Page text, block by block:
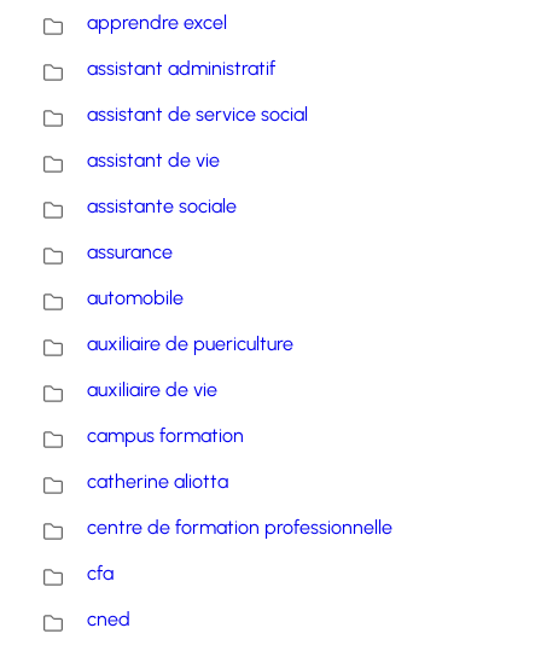
apprendre excel
assistant administratif
assistant de service social
assistant de vie
assistante sociale
assurance
automobile
auxiliaire de puericulture
auxiliaire de vie
campus formation
catherine aliotta
centre de formation professionnelle
cfa
cned